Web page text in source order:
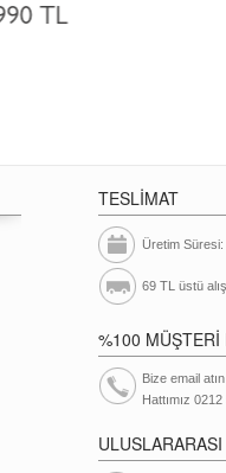
TL
TESLİMAT
Üretim
69 TL üstü
%100 MÜŞTERİ
Bize email
Hattımız